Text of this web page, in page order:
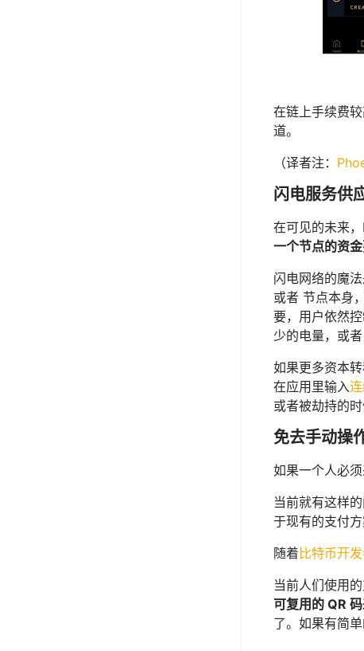
在链上手续费
道。
（译者注：
闪电服务供
在可见的未来
一个节点的资
闪电网络的魔
或者 节点本身
要，用户依然
少的电量，或
如果更多资本
在应用里输入
或者被劫持的
免去手动操
如果一个人必
当前就有这样
于现有的支付方
随着 比特币开
当前人们使用
可复用的 QR
了。如果有简